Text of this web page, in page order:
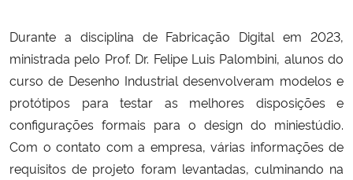
Durante a disciplina de Fabricação Digital em 2023,
ministrada pelo Prof. Dr. Felipe Luis Palombini, alunos do
curso de Desenho Industrial desenvolveram modelos e
protótipos para testar as melhores disposições e
configurações formais para o design do miniestúdio.
Com o contato com a empresa, várias informações de
requisitos de projeto foram levantadas, culminando na